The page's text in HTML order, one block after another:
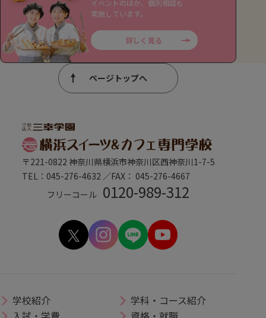
イベントのほか、個別相談も
実施しています。
詳しく見る
ページトップへ
〒221-0822 神奈川県横浜市神奈川区西神奈川1-7-5
TEL：045-276-4632 ／FAX： 045-276-4667
フリーコール 0120-989-312
学校紹介
学科・コース紹介